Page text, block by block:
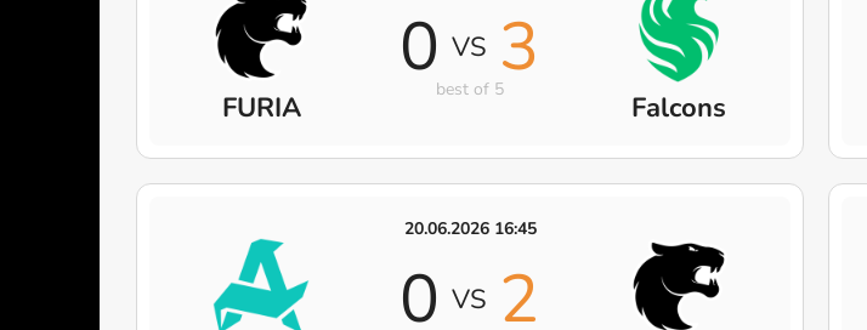
FURIA
0 VS 3
best of 5 Falcons
20.06.2026 16:45
0 VS 2